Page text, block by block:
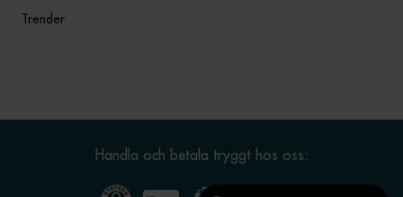
Trender
Handla och betala tryggt hos oss: